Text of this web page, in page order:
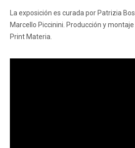
La exposición es curada por Patrizia
Marcello Piccinini. Producción y
Print Materia.